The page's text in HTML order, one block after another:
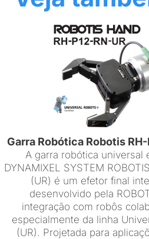
Garra Robótica Robotis RH-
A garra robótica universal
DYNAMIXEL SYSTEM
(UR) é um efetor final
desenvolvido pela
integração com robôs
especialmente da linha
(UR). Projetada para